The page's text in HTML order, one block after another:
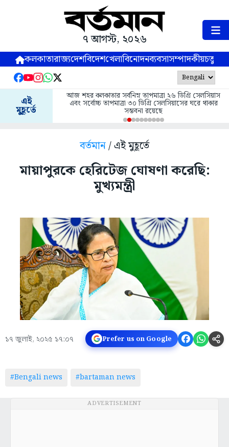
৭ আগস্ট, ২০২৬
কলকাতারাজ্যদেশবিদেশখেলাবিনোদনব্যবসাসম্পাদকীয়
এই
মুহূর্তে
আজ শহর কলকাতার সর্বনিম্ন তাপমাত্রা ২৬ ডিগ্রি সেলসিয়াস
এবং সর্বোচ্চ তাপমাত্রা ৩০ ডিগ্রি সেলসিয়াসের ঘরে থাকার
সম্ভবনা রয়েছে
বর্তমান/ এই মুহূর্তে
মায়াপুরকে হেরিটেজ ঘোষণা করেছি:
মুখ্যমন্ত্রী
১৭ জুলাই, ২০২৫ ১৭:০৭ Prefer us on Google
#Bengali news #bartaman news
ADVERTISEMENT